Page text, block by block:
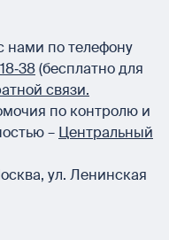
нами по телефону
(бесплатно для
связи.
по контролю и
– Центральный
, ул. Ленинская